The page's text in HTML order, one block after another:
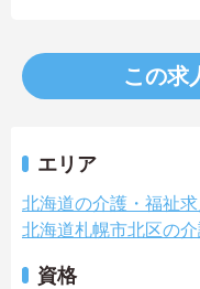
この求
エリア
北海道の介護・福祉求
北海道札幌市北区の
資格